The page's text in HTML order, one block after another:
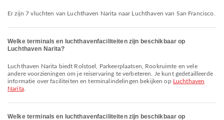
Er zijn 7 vluchten van Luchthaven Narita naar Luchthaven van San Francisco.
Welke terminals en luchthavenfaciliteiten zijn beschikbaar op
Luchthaven Narita?
Luchthaven Narita biedt Rolstoel, Parkeerplaatsen, Rookruimte en vele
andere voorzieningen om je reiservaring te verbeteren. Je kunt gedetailleerde
informatie over faciliteiten en terminalindelingen bekijken op Luchthaven
Narita.
Welke terminals en luchthavenfaciliteiten zijn beschikbaar op